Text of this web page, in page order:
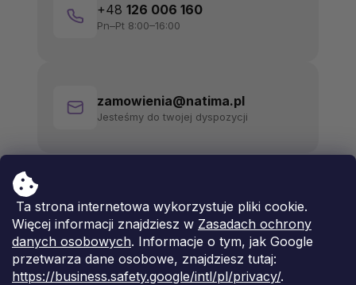
Ta strona internetowa wykorzystuje pliki cookie.
Więcej informacji znajdziesz w Zasadach ochrony
danych osobowych. Informacje o tym, jak Google
przetwarza dane osobowe, znajdziesz tutaj:
https://business.safety.google/intl/pl/privacy/.
+48 126 006 160
Pn–Pt 8:00–16:00
zamowienia@natima.pl
Jesteśmy do twojej dyspozycji